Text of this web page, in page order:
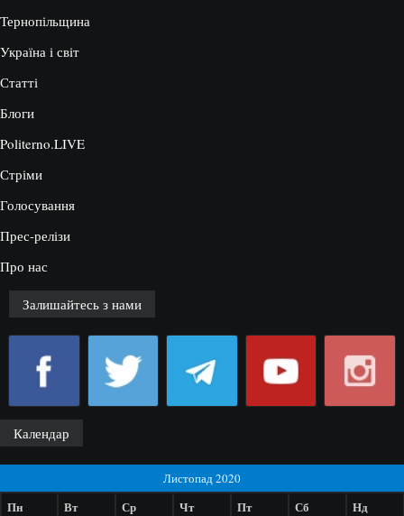
Тернопільщина
Україна і світ
Статті
Блоги
Politerno.LIVE
Стріми
Голосування
Прес-релізи
Про нас
Залишайтесь з нами
Календар
Листопад 2020
Пн Вт Ср Чт Пт Сб Нд